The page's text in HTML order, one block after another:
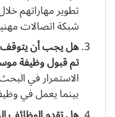
تطوير مهاراتهم
شبكة اتصالات
هل يجب أن يتوقف
تم قبول وظيفة
الاستمرار في
بينما يعمل في